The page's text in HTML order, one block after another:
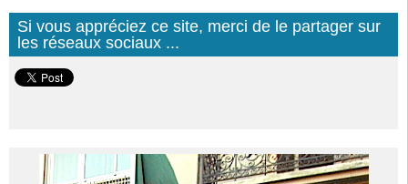
Si vous appréciez ce site, merci de le partager sur
les réseaux sociaux ...